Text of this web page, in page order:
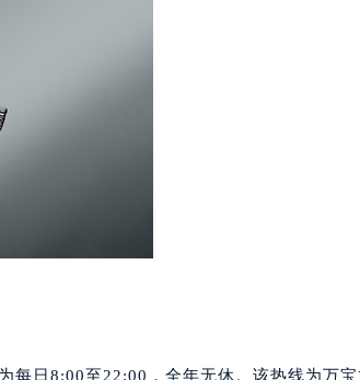
（需提前预约）
前预约）
（需提前预约）
（需提前预约）
楼（芙蓉广场）10层13室（需提前预约）
前预约）
）3层整层（需提前预约）
）1层整层（需提前预约）
约）
每日8:00至22:00，全年无休。该热线为万宝